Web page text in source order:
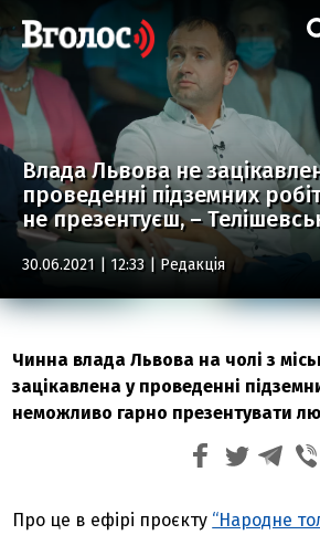
Влада Львова не
проведенні підземних
не презентуєш, –
30.06.2021 | 12:33 | Редакція
Чинна влада Львова на чолі з
зацікавлена у проведенні
неможливо гарно презентувати
Про це в ефірі проєкту “Народне